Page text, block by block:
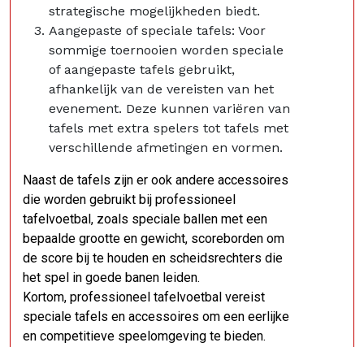
strategische mogelijkheden biedt.
Aangepaste of speciale tafels: Voor
sommige toernooien worden speciale
of aangepaste tafels gebruikt,
afhankelijk van de vereisten van het
evenement. Deze kunnen variëren van
tafels met extra spelers tot tafels met
verschillende afmetingen en vormen.
Naast de tafels zijn er ook andere accessoires
die worden gebruikt bij professioneel
tafelvoetbal, zoals speciale ballen met een
bepaalde grootte en gewicht, scoreborden om
de score bij te houden en scheidsrechters die
het spel in goede banen leiden.
Kortom, professioneel tafelvoetbal vereist
speciale tafels en accessoires om een eerlijke
en competitieve speelomgeving te bieden.